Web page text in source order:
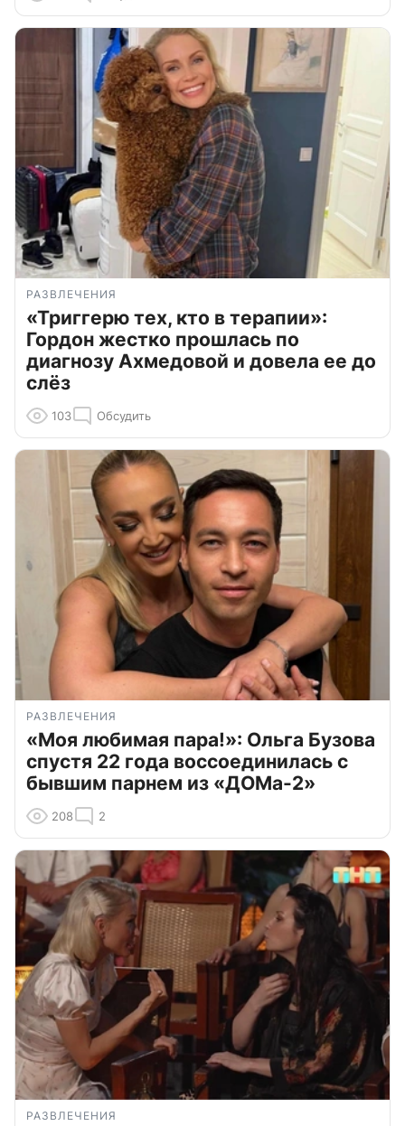
РАЗВЛЕЧЕНИЯ
«Триггерю тех, кто в терапии»:
Гордон жестко прошлась по
диагнозу Ахмедовой и довела ее до
слёз
103 Обсудить
РАЗВЛЕЧЕНИЯ
«Моя любимая пара!»: Ольга Бузова
спустя 22 года воссоединилась с
бывшим парнем из «ДОМа-2»
208 2
РАЗВЛЕЧЕНИЯ